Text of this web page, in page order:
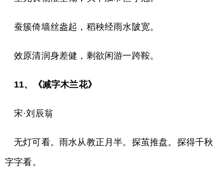
蚕簇倚墙丝盎起，稻秧经雨水陂宽。
效原清润身差健，剩欲闲游一跨鞍。
11、《减字木兰花》
宋·刘辰翁
无灯可看。雨水从教正月半。探茧推盘。探得千秋
字字看。